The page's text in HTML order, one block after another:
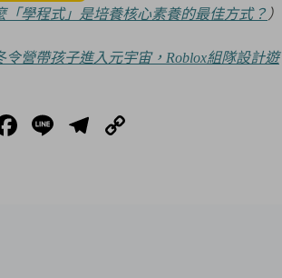
「學程式」是培養核心素養的最佳方式？ ）
令營帶孩子進入元宇宙，Roblox組隊設計遊
Fa Li
Te